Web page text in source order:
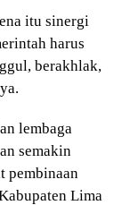
itu sinergi
harus
berakhlak,
lembaga
semakin
pembinaan
Lima